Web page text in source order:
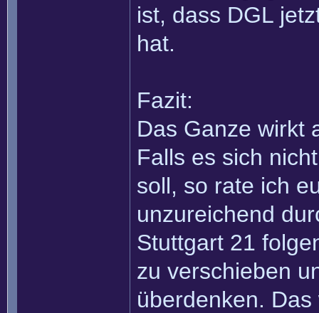
ist, dass DGL
hat.
Fazit:
Das Ganze wirkt
Falls es sich
soll, so rate ich
unzureichend
Stuttgart 21
zu verschieben
überdenken.